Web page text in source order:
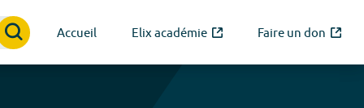
Accueil Elix académie Faire un don